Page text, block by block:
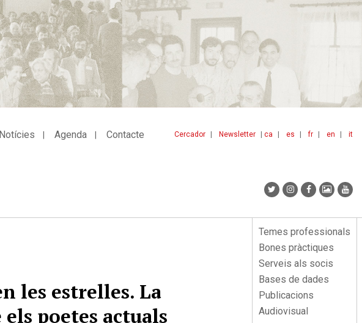
ca es fr en it
Cercador Newsletter
Notícies Agenda Contacte
Menu
lateral
Temes professionals
Bones pràctiques
Serveis als socis
Bases de dades
Publicacions
Audiovisual
les estrelles. La
poetes actuals